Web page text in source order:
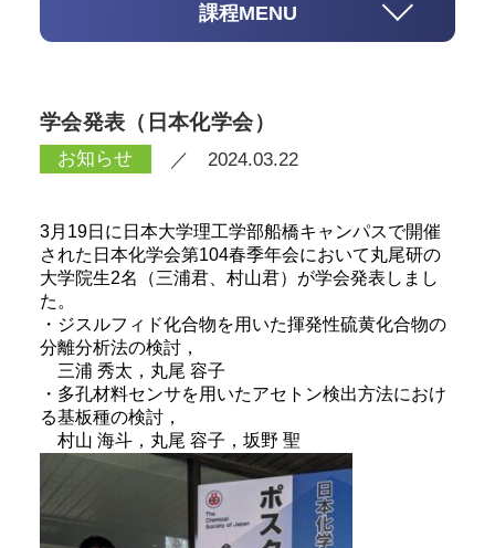
課程MENU
学会発表（日本化学会）
お知らせ ／ 2024.03.22
3月19日に日本大学理工学部船橋キャンパスで開催
された日本化学会第104春季年会において丸尾研の
大学院生2名（三浦君、村山君）が学会発表しまし
た。
・ジスルフィド化合物を用いた揮発性硫黄化合物の
分離分析法の検討，
三浦 秀太，丸尾 容子
・多孔材料センサを用いたアセトン検出方法におけ
る基板種の検討，
村山 海斗，丸尾 容子，坂野 聖